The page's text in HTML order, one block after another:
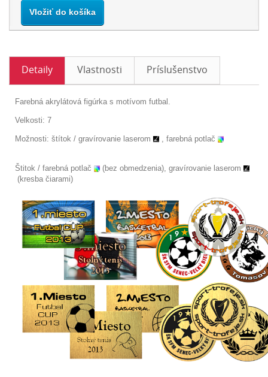
Vložiť do košíka
Detaily Vlastnosti Príslušenstvo
Farebná akrylátová figúrka s motívom futbal.
Velkosti: 7
Možnosti: štítok / gravírovanie laserom , farebná potlač
Štitok / farebná potlač
(bez obmedzenia), gravírovanie laserom
(kresba čiarami)